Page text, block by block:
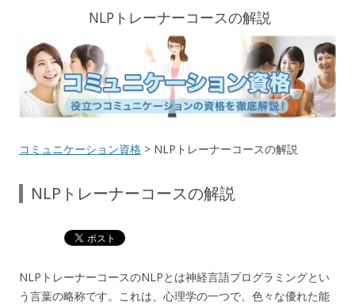
NLPトレーナーコースの解説
コミュニケーション資格 > NLPトレーナーコースの解説
NLPトレーナーコースの解説
NLPトレーナーコースのNLPとは神経言語プログラミングとい
う言葉の略称です。これは、心理学の一つで、色々な優れた能